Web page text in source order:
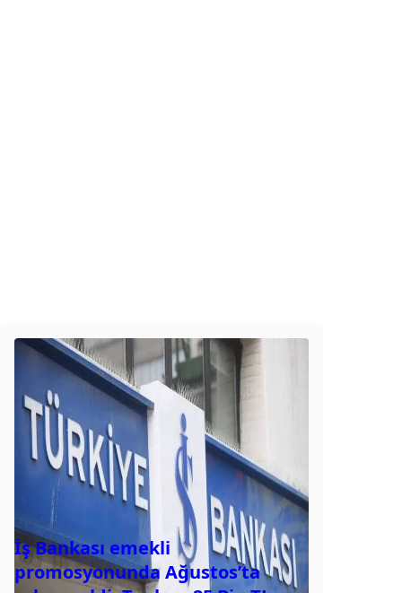
İş Bankası emekli
promosyonunda Ağustos’ta